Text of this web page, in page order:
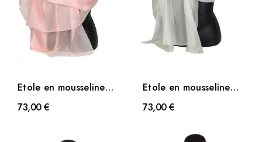
Etole en mousseline
de soie rose saumon
73,00 €
Etole en mousseline
de soie écrue
73,00 €